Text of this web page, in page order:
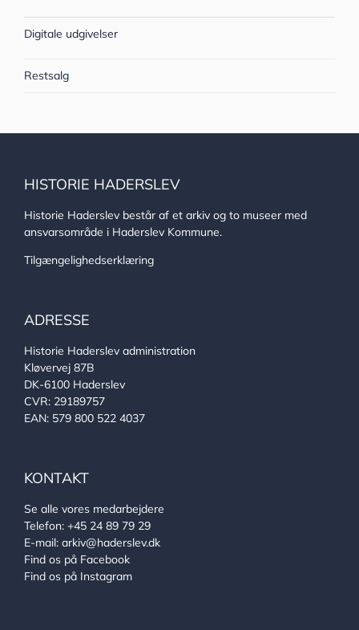
Digitale udgivelser
Restsalg
HISTORIE HADERSLEV
Historie Haderslev består af et arkiv og to museer med
ansvarsområde i Haderslev Kommune.
Tilgængelighedserklæring
ADRESSE
Historie Haderslev administration
Kløvervej 87B
DK-6100 Haderslev
CVR: 29189757
EAN: 579 800 522 4037
KONTAKT
Se alle vores medarbejdere
Telefon: +45 24 89 79 29
E-mail: arkiv@haderslev.dk
Find os på Facebook
Find os på Instagram